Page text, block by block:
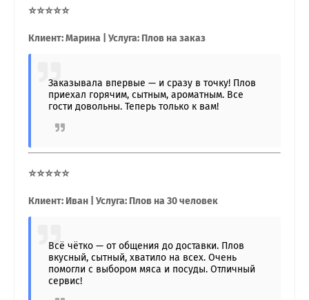
⭐⭐⭐⭐⭐
Клиент: Марина | Услуга: Плов на заказ
Заказывала впервые — и сразу в точку! Плов
приехал горячим, сытным, ароматным. Все
гости довольны. Теперь только к вам!
⭐⭐⭐⭐⭐
Клиент: Иван | Услуга: Плов на 30 человек
Всё чётко — от общения до доставки. Плов
вкусный, сытный, хватило на всех. Очень
помогли с выбором мяса и посуды. Отличный
сервис!